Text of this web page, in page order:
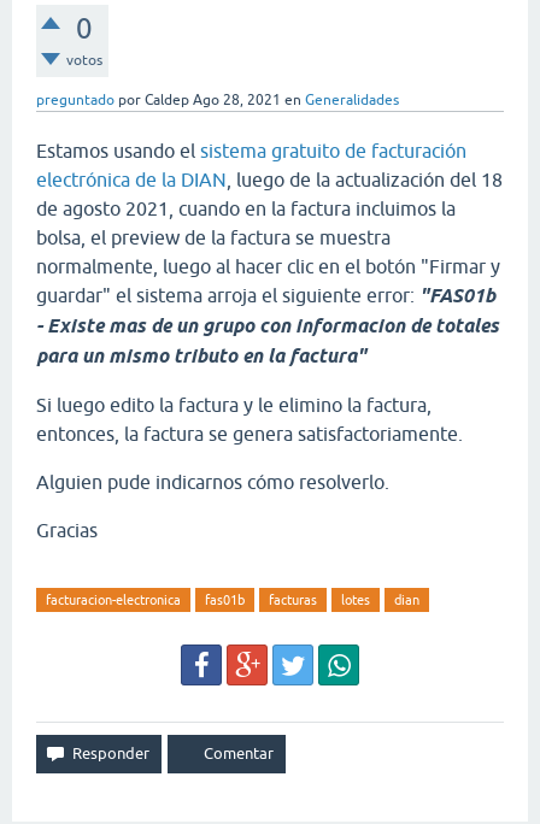
0
votos
preguntado por Caldep Ago 28, 2021 en Generalidades
Estamos usando el sistema gratuito de facturación
electrónica de la DIAN , luego de la actualización del 18
de agosto 2021, cuando en la factura incluimos la
bolsa, el preview de la factura se muestra
normalmente, luego al hacer clic en el botón "Firmar y
guardar" el sistema arroja el siguiente error: "FAS01b
- Existe mas de un grupo con informacion de totales
para un mismo tributo en la factura"
Si luego edito la factura y le elimino la factura,
entonces, la factura se genera satisfactoriamente.
Alguien pude indicarnos cómo resolverlo.
Gracias
facturacion-electronica fas01b facturas lotes dian